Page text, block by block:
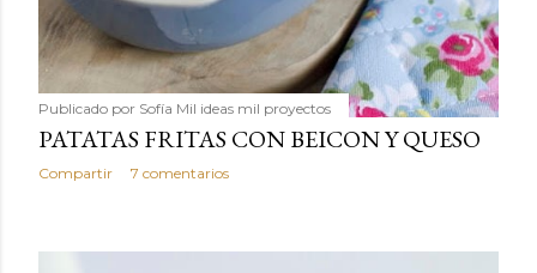
Publicado por Sofía Mil ideas mil proyectos
PATATAS FRITAS CON BEICON Y QUESO
Compartir 7 comentarios